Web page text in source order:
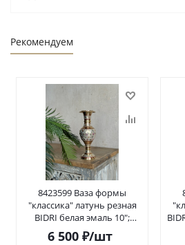
Рекомендуем
8423599 Ваза формы
"классика" латунь резная
BIDRI белая эмаль 10";
Н=25,5 см (3599) 8423599
6 500₽/шт